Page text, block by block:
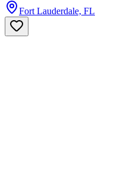
Fort Lauderdale, FL